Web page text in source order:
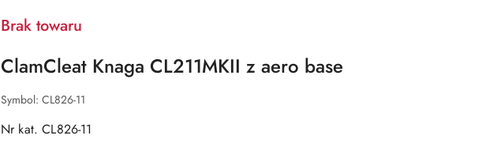
Brak towaru
ClamCleat Knaga CL211MKII z aero base
Symbol: CL826-11
Nr kat. CL826-11